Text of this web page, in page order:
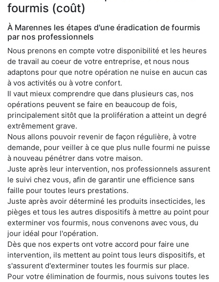
fourmis (coût)
À Marennes les étapes d'une éradication de fourmis
par nos professionnels
Nous prenons en compte votre disponibilité et les heures
de travail au coeur de votre entreprise, et nous nous
adaptons pour que notre opération ne nuise en aucun cas
à vos activités ou à votre confort.
Il vaut mieux comprendre que dans plusieurs cas, nos
opérations peuvent se faire en beaucoup de fois,
principalement sitôt que la prolifération a atteint un degré
extrêmement grave.
Nous allons pouvoir revenir de façon régulière, à votre
demande, pour veiller à ce que plus nulle fourmi ne puisse
à nouveau pénétrer dans votre maison.
Juste après leur intervention, nos professionnels assurent
le suivi chez vous, afin de garantir une efficience sans
faille pour toutes leurs prestations.
Juste après avoir déterminé les produits insecticides, les
pièges et tous les autres dispositifs à mettre au point pour
exterminer vos fourmis, nous convenons avec vous, du
jour idéal pour l'opération.
Dès que nos experts ont votre accord pour faire une
intervention, ils mettent au point tous leurs dispositifs, et
s'assurent d'exterminer toutes les fourmis sur place.
Pour votre élimination de fourmis, nous suivons toutes les